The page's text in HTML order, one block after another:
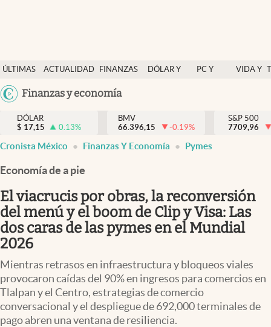
ÚLTIMAS
NOTICIAS
ACTUALIDAD
FINANZAS
DÓLAR Y
PC Y
VIDA Y
México
Finanzas y economía
Actualidad
Finanzas y economía
Dólar y mercados
Pc y celular
Vida y estilo
Clima
Espiritualidad
Mediakit
DÓLAR
$ 17,15 0.13%
BMV
66.396,15
-0.19%
S&P 500
7709,96
Cronista México Finanzas Y Economía Pymes
Economía de a pie
El viacrucis por obras, la reconversión
del menú y el boom de Clip y Visa: Las
dos caras de las pymes en el Mundial
2026
Mientras retrasos en infraestructura y bloqueos viales
provocaron caídas del 90% en ingresos para comercios en
Tlalpan y el Centro, estrategias de comercio
conversacional y el despliegue de 692,000 terminales de
pago abren una ventana de resiliencia.